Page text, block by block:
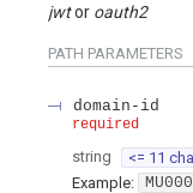
jwt oauth2
PATH PARAMETERS
domain-id
required
string <= 11
Example: